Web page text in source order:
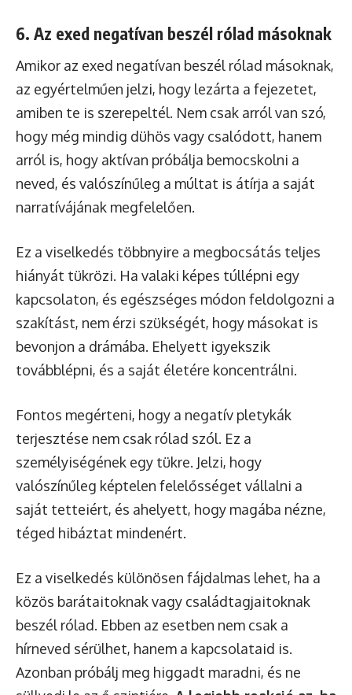
6. Az exed negatívan beszél rólad másoknak
Amikor az exed negatívan beszél rólad másoknak,
az egyértelműen jelzi, hogy lezárta a fejezetet,
amiben te is szerepeltél. Nem csak arról van szó,
hogy még mindig dühös vagy csalódott, hanem
arról is, hogy aktívan próbálja bemocskolni a
neved, és valószínűleg a múltat is átírja a saját
narratívájának megfelelően.
Ez a viselkedés többnyire a megbocsátás teljes
hiányát tükrözi. Ha valaki képes túllépni egy
kapcsolaton, és egészséges módon feldolgozni a
szakítást, nem érzi szükségét, hogy másokat is
bevonjon a drámába. Ehelyett igyekszik
továbblépni, és a saját életére koncentrálni.
Fontos megérteni, hogy a negatív pletykák
terjesztése nem csak rólad szól. Ez a
személyiségének egy tükre. Jelzi, hogy
valószínűleg képtelen felelősséget vállalni a
saját tetteiért, és ahelyett, hogy magába nézne,
téged hibáztat mindenért.
Ez a viselkedés különösen fájdalmas lehet, ha a
közös barátaitoknak vagy családtagjaitoknak
beszél rólad. Ebben az esetben nem csak a
hírneved sérülhet, hanem a kapcsolataid is.
Azonban próbálj meg higgadt maradni, és ne